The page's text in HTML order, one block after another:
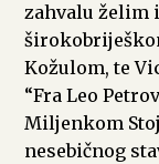
zahvalu želim
Kožulom, te
“Fra Leo
Miljenkom
nesebičnog